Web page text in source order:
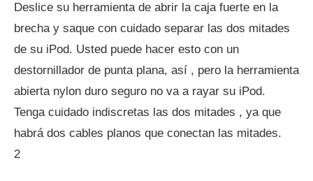
Deslice su herramienta de abrir la caja fuerte en la
brecha y saque con cuidado separar las dos mitades
de su iPod. Usted puede hacer esto con un
destornillador de punta plana, así , pero la herramienta
abierta nylon duro seguro no va a rayar su iPod.
Tenga cuidado indiscretas las dos mitades , ya que
habrá dos cables planos que conectan las mitades.
2